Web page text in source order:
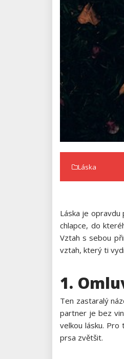
Láska
Láska je opravdu
chlapce, do
Vztah s sebou
vztah, který ti
1.
Ten zastaralý
partner je bez
velkou lásku. Pro
prsa zvětšit.